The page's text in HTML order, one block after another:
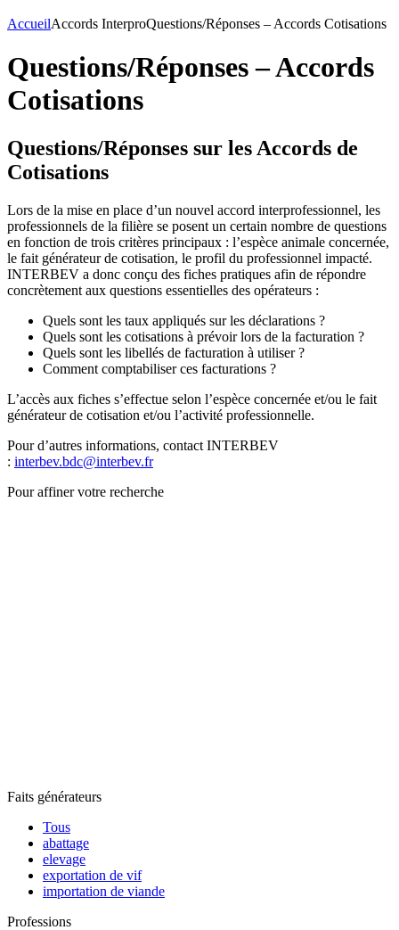
AccueilAccords InterproQuestions/Réponses – Accords Cotisations
Questions/Réponses – Accords
Cotisations
Questions/Réponses sur les Accords de
Cotisations
Lors de la mise en place d’un nouvel accord interprofessionnel, les
professionnels de la filière se posent un certain nombre de questions
en fonction de trois critères principaux : l’espèce animale concernée,
le fait générateur de cotisation, le profil du professionnel impacté.
INTERBEV a donc conçu des fiches pratiques afin de répondre
concrètement aux questions essentielles des opérateurs :
Quels sont les taux appliqués sur les déclarations ?
Quels sont les cotisations à prévoir lors de la facturation ?
Quels sont les libellés de facturation à utiliser ?
Comment comptabiliser ces facturations ?
L’accès aux fiches s’effectue selon l’espèce concernée et/ou le fait
générateur de cotisation et/ou l’activité professionnelle.
Pour d’autres informations, contact INTERBEV
: interbev.bdc@interbev.fr
Pour affiner votre recherche
Faits générateurs
Tous
abattage
elevage
exportation de vif
importation de viande
Professions